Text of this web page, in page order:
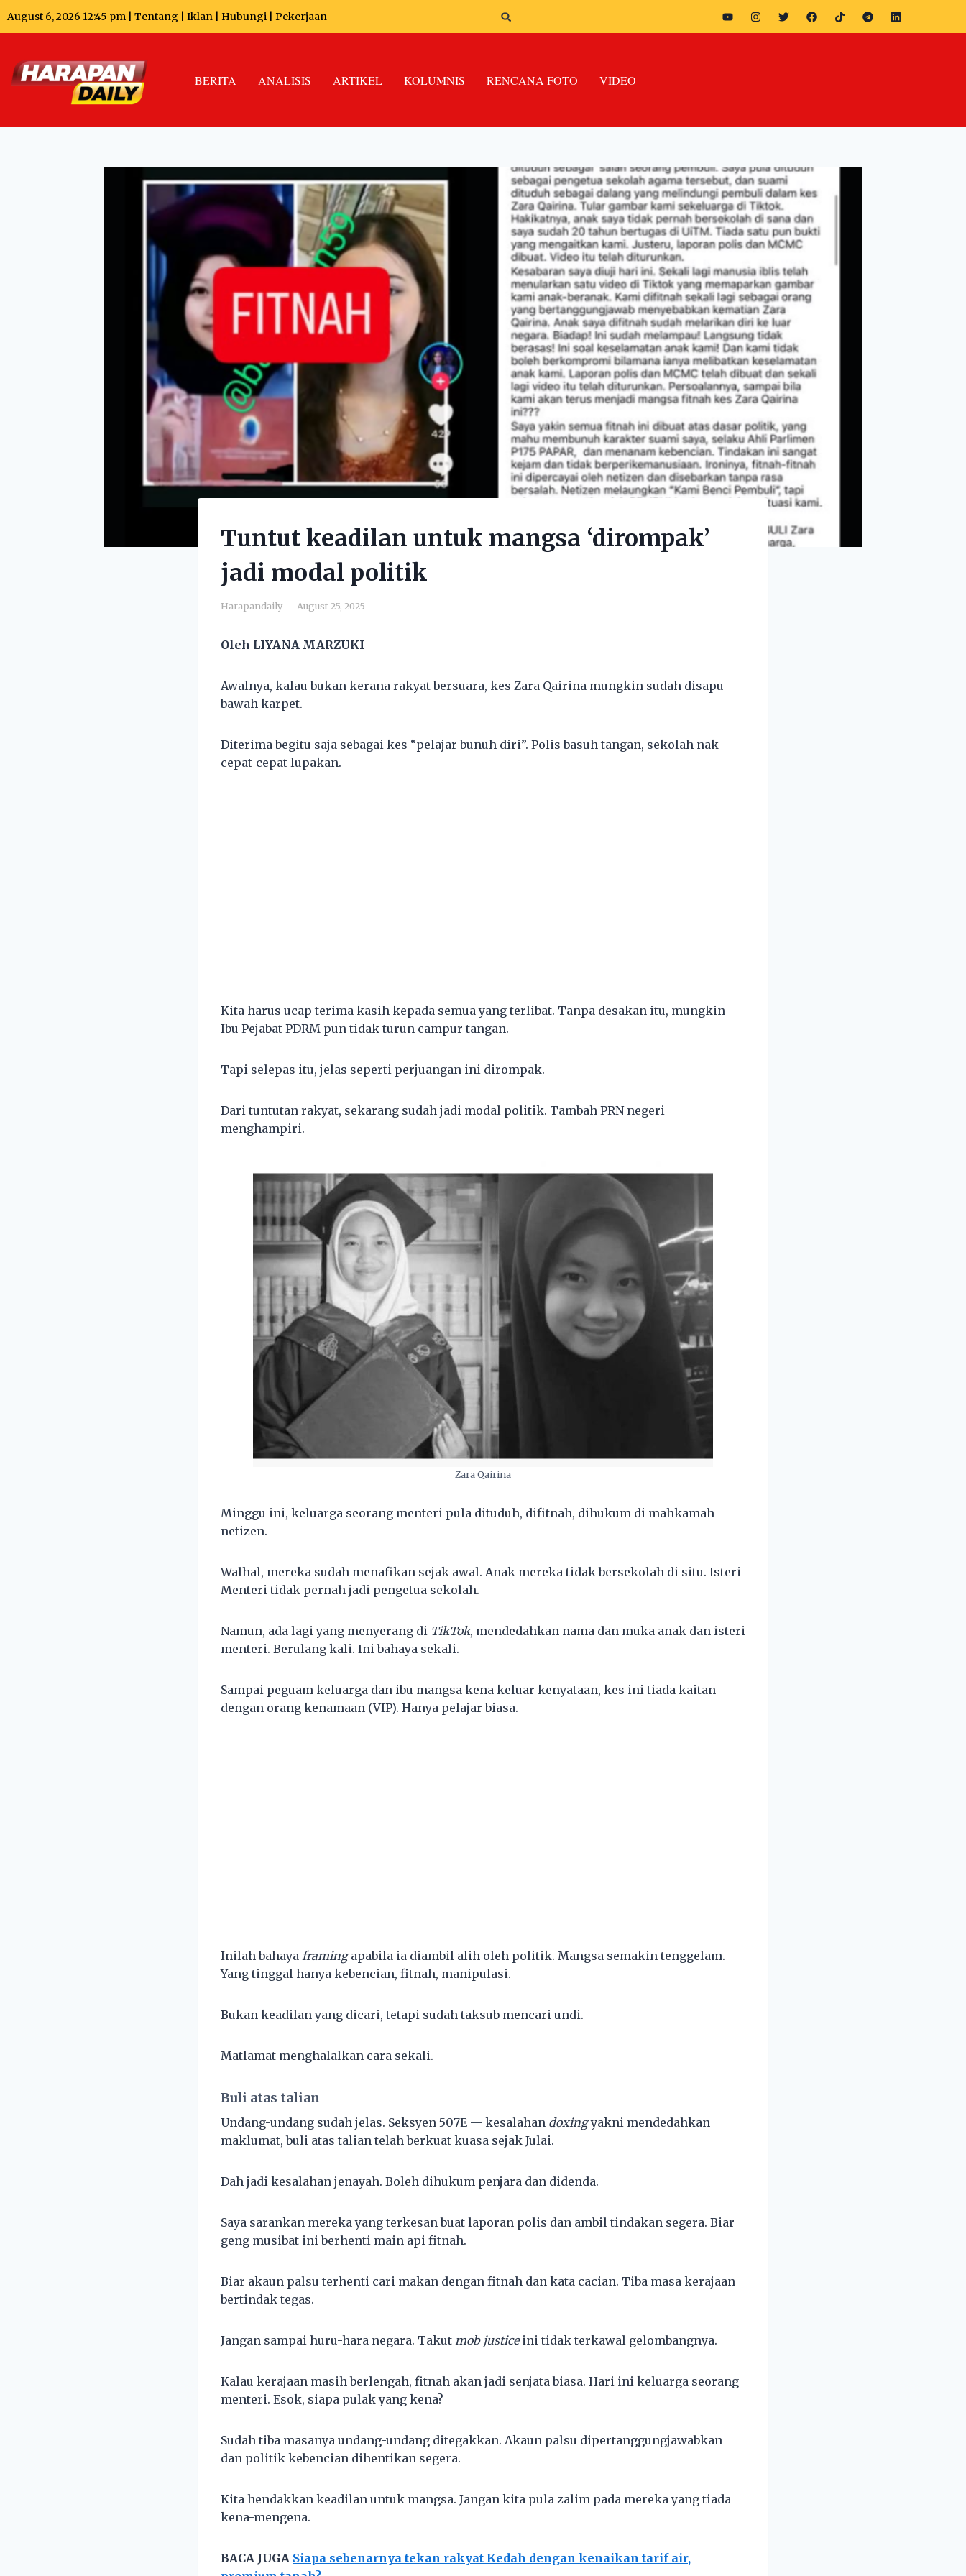
August 6, 2026 12:45 pm | Tentang Iklan Hubungi Pekerjaan
BERITA ANALISIS ARTIKEL KOLUMNIS RENCANA FOTO VIDEO
Tuntut keadilan untuk mangsa ‘dirompak’
jadi modal politik
Harapandaily August 25, 2025
Oleh LIYANA MARZUKI
Awalnya, kalau bukan kerana rakyat bersuara, kes Zara Qairina mungkin sudah disapu
bawah karpet.
Diterima begitu saja sebagai kes “pelajar bunuh diri”. Polis basuh tangan, sekolah nak
cepat-cepat lupakan.
Kita harus ucap terima kasih kepada semua yang terlibat. Tanpa desakan itu, mungkin
Ibu Pejabat PDRM pun tidak turun campur tangan.
Tapi selepas itu, jelas seperti perjuangan ini dirompak.
Dari tuntutan rakyat, sekarang sudah jadi modal politik. Tambah PRN negeri
menghampiri.
Zara Qairina
Minggu ini, keluarga seorang menteri pula dituduh, difitnah, dihukum di mahkamah
netizen.
Walhal, mereka sudah menafikan sejak awal. Anak mereka tidak bersekolah di situ. Isteri
Menteri tidak pernah jadi pengetua sekolah.
Namun, ada lagi yang menyerang di TikTok, mendedahkan nama dan muka anak dan isteri
menteri. Berulang kali. Ini bahaya sekali.
Sampai peguam keluarga dan ibu mangsa kena keluar kenyataan, kes ini tiada kaitan
dengan orang kenamaan (VIP). Hanya pelajar biasa.
Inilah bahaya framingapabila ia diambil alih oleh politik. Mangsa semakin tenggelam.
Yang tinggal hanya kebencian, fitnah, manipulasi.
Bukan keadilan yang dicari, tetapi sudah taksub mencari undi.
Matlamat menghalalkan cara sekali.
Buli atas talian
Undang-undang sudah jelas. Seksyen 507E — kesalahan doxingyakni mendedahkan
maklumat, buli atas talian telah berkuat kuasa sejak Julai.
Dah jadi kesalahan jenayah. Boleh dihukum penjara dan didenda.
Saya sarankan mereka yang terkesan buat laporan polis dan ambil tindakan segera. Biar
geng musibat ini berhenti main api fitnah.
Biar akaun palsu terhenti cari makan dengan fitnah dan kata cacian. Tiba masa kerajaan
bertindak tegas.
Jangan sampai huru-hara negara. Takut mob justiceini tidak terkawal gelombangnya.
Kalau kerajaan masih berlengah, fitnah akan jadi senjata biasa. Hari ini keluarga seorang
menteri. Esok, siapa pulak yang kena?
Sudah tiba masanya undang-undang ditegakkan. Akaun palsu dipertanggungjawabkan
dan politik kebencian dihentikan segera.
Kita hendakkan keadilan untuk mangsa. Jangan kita pula zalim pada mereka yang tiada
kena-mengena.
BACA JUGA Siapa sebenarnya tekan rakyat Kedah dengan kenaikan tarif air,